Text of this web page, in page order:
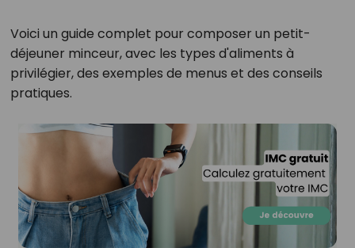
Voici un guide complet pour composer un petit-
déjeuner minceur, avec les types d'aliments à
privilégier, des exemples de menus et des conseils
pratiques.